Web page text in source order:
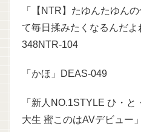
「【NTR】たゆんたゆん
て毎日揉みたくなるんだよ
348NTR-104
「かほ」DEAS-049
「新人NO.1STYLE ひ・
大生 蜜このはAVデビュー